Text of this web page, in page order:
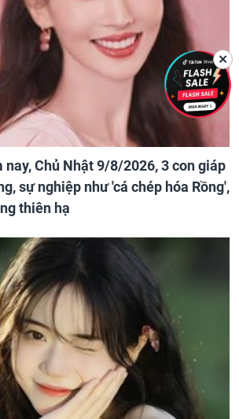
nay, Chủ Nhật 9/8/2026, 3 con giáp
sự nghiệp như 'cá chép hóa Rồng',
thiên hạ
✕